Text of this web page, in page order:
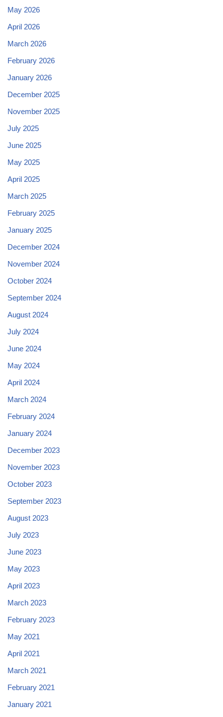
May 2026
April 2026
March 2026
February 2026
January 2026
December 2025
November 2025
July 2025
June 2025
May 2025
April 2025
March 2025
February 2025
January 2025
December 2024
November 2024
October 2024
September 2024
August 2024
July 2024
June 2024
May 2024
April 2024
March 2024
February 2024
January 2024
December 2023
November 2023
October 2023
September 2023
August 2023
July 2023
June 2023
May 2023
April 2023
March 2023
February 2023
May 2021
April 2021
March 2021
February 2021
January 2021